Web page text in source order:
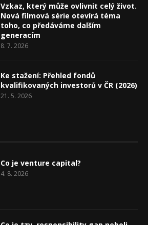
Vzkaz, který může ovlivnit celý život.
Nová filmová série otevírá téma
toho, co předáváme dalším
generacím
8. 7. 2026
Ke stažení: Přehled fondů
kvalifikovaných investorů v ČR (2026)
21. 5. 2026
Co je venture capital?
4. 8. 2026